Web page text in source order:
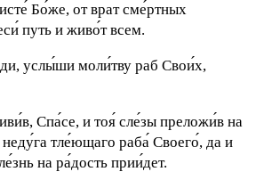
Бо́же, от врат сме́ртных
путь и живо́т всем.
услы́ши моли́тву раб Свои́х,
Спа́се, и тоя́ сле́зы преложи́в на
неду́га тле́ющаго раба́ Своего́, да и
на ра́дость прии́дет.